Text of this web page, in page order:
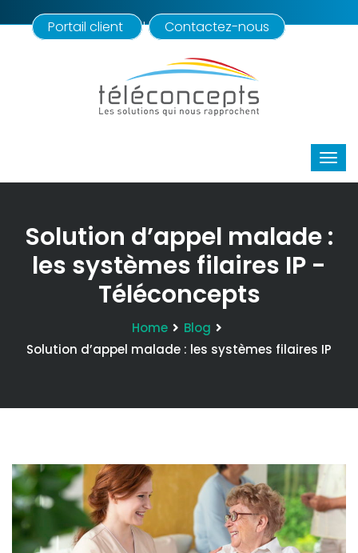
Portail client | Contactez-nous
Solution d’appel malade :
les systèmes filaires IP -
Téléconcepts
Home
Blog
Solution d’appel malade : les systèmes filaires IP